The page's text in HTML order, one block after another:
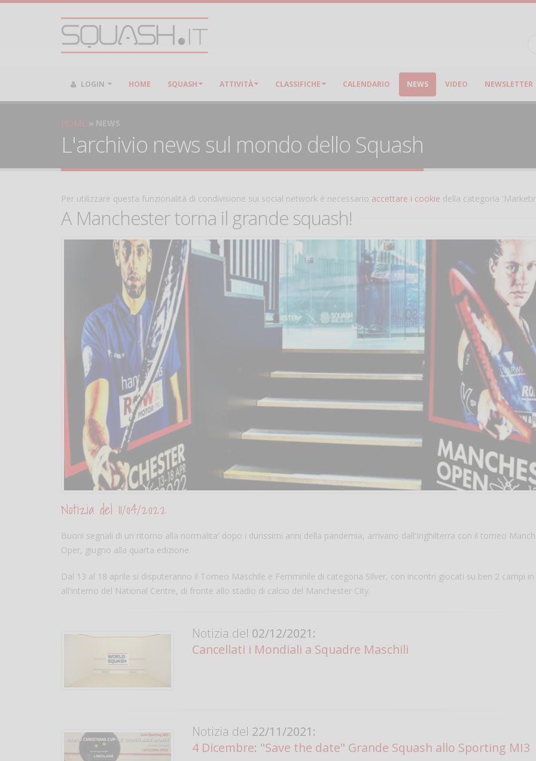
LOGIN HOME SQUASH ATTIVITÀ CLASSIFICHE CALENDARIO NEWS VIDEO NEWSLETTER
HOME NEWS
L'archivio news sul mondo dello Squash
Per utilizzare questa funzionalità di condivisione sui social network è necessario accettare i cookie della categoria
A Manchester torna il grande squash!
Notizia del 11/04/2022
Buoni segnali di un ritorno alla normalita' dopo i durissimi anni della pandemia, arrivano dall'Inghilterra con il torneo
Oper, giugno alla quarta edizione.
Dal 13 al 18 aprile si disputeranno il Torneo Maschile e Femminile di categoria Silver, con incontri giocati su ben 2 campi
all'interno del National Centre, di fronte allo stadio di calcio del Manchester City.
Notizia del 02/12/2021:
Cancellati i Mondiali a Squadre Maschili
Notizia del 22/11/2021:
4 Dicembre: "Save the date" Grande Squash allo Sporting MI3
Devo chiamare il
telefonico o si può